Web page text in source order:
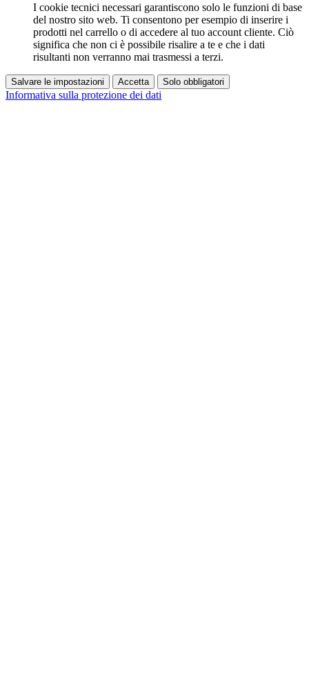
I cookie tecnici necessari garantiscono solo le funzioni di base
del nostro sito web. Ti consentono per esempio di inserire i
prodotti nel carrello o di accedere al tuo account cliente. Ciò
significa che non ci è possibile risalire a te e che i dati
risultanti non verranno mai trasmessi a terzi.
Salvare le impostazioni Accetta Solo obbligatori
Informativa sulla protezione dei dati